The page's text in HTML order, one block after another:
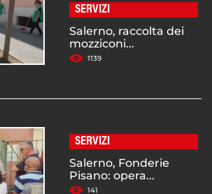
SERVIZI
Salerno, raccolta dei
mozziconi...
1139
SERVIZI
Salerno, Fonderie
Pisano: opera...
141